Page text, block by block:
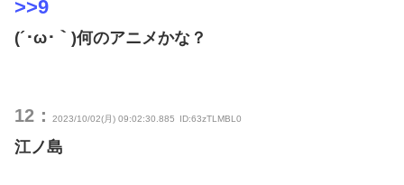
>>9
(´･ω･｀)何のアニメかな？
12： 2023/10/02(月) 09:02:30.885 ID:63zTLMBL0
江ノ島